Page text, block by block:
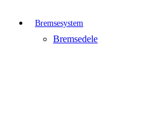
Bremsesystem
Bremsedele